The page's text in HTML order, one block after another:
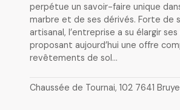
perpétue un savoir-faire unique
marbre et de ses dérivés. Forte de
artisanal, l’entreprise a su élargir
proposant aujourd’hui une offre
revêtements de sol…
Chaussée de Tournai, 102 7641